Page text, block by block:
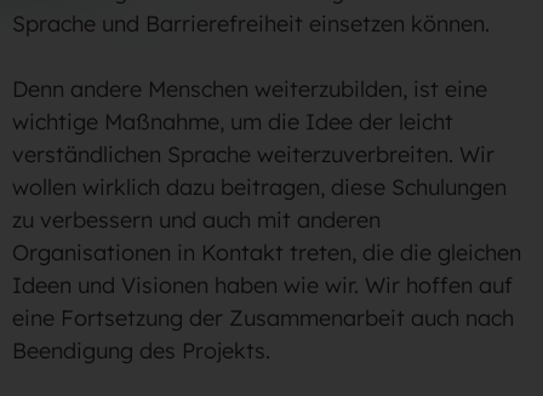
Sprache und Barrierefreiheit einsetzen können.
Denn andere Menschen weiterzubilden, ist eine
wichtige Maßnahme, um die Idee der leicht
verständlichen Sprache weiterzuverbreiten. Wir
wollen wirklich dazu beitragen, diese Schulungen
zu verbessern und auch mit anderen
Organisationen in Kontakt treten, die die gleichen
Ideen und Visionen haben wie wir. Wir hoffen auf
eine Fortsetzung der Zusammenarbeit auch nach
Beendigung des Projekts.